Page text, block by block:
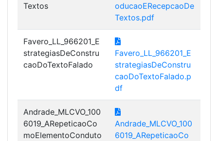
Textos
oducaoERecepcaoDe
Textos.pdf
Favero_LL_966201_E
strategiasDeConstru
caoDoTextoFalado
Favero_LL_966201_E
strategiasDeConstru
caoDoTextoFalado.p
df
Andrade_MLCVO_100
6019_ARepeticaoCo
moElementoConduto
Andrade_MLCVO_100
6019_ARepeticaoCo